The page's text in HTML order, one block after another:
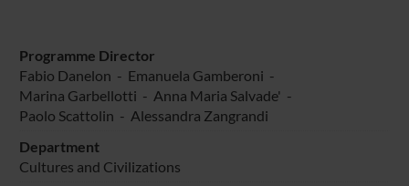
Programme Director
Fabio Danelon - Emanuela Gamberoni -
Marina Garbellotti - Anna Maria Salvade' -
Paolo Scattolin - Alessandra Zangrandi
Department
Cultures and Civilizations